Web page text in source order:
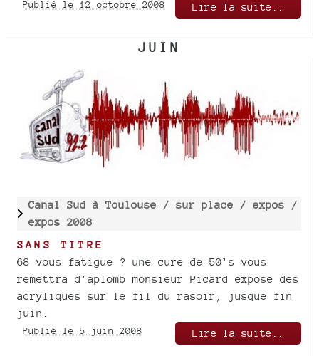
Publié le 12 octobre 2008 Lire la suite..
JUIN
Canal Sud à Toulouse / sur place / expos /
expos 2008
SANS TITRE
68 vous fatigue ? une cure de 50’s vous
remettra d’aplomb monsieur Picard expose des
acryliques sur le fil du rasoir, jusque fin
juin.
Publié le 5 juin 2008 Lire la suite..